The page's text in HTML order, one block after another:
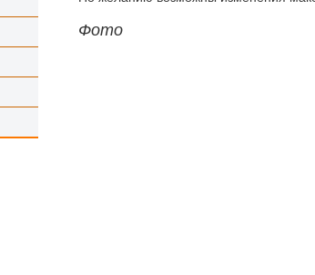
Фото